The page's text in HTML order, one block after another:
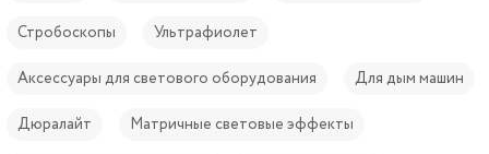
Стробоскопы Ультрафиолет
Аксессуары для светового оборудования Для дым машин
Дюралайт Матричные световые эффекты